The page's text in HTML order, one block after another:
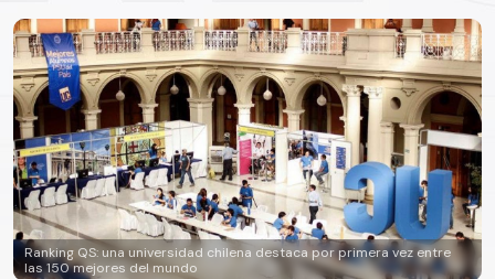
Ranking QS: una universidad chilena destaca por primera vez entre
las 150 mejores del mundo